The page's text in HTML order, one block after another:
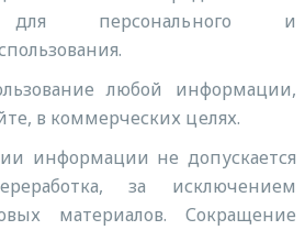
для персонального и
любой информации,
в коммерческих целях.
информации не допускается
за исключением
материалов. Сокращение